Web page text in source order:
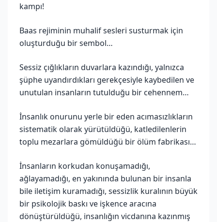
kampı!
Baas rejiminin muhalif sesleri susturmak için
oluşturduğu bir sembol…
Sessiz çığlıkların duvarlara kazındığı, yalnızca
şüphe uyandırdıkları gerekçesiyle kaybedilen ve
unutulan insanların tutulduğu bir cehennem…
İnsanlık onurunu yerle bir eden acımasızlıkların
sistematik olarak yürütüldüğü, katledilenlerin
toplu mezarlara gömüldüğü bir ölüm fabrikası…
İnsanların korkudan konuşamadığı,
ağlayamadığı, en yakınında bulunan bir insanla
bile iletişim kuramadığı, sessizlik kuralının büyük
bir psikolojik baskı ve işkence aracına
dönüştürüldüğü, insanlığın vicdanına kazınmış